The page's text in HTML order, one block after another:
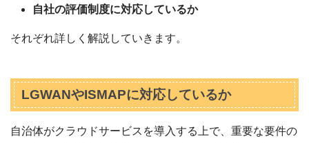
自社の評価制度に対応しているか
それぞれ詳しく解説していきます。
LGWANやISMAPに対応しているか
自治体がクラウドサービスを導入する上で、重要な要件の